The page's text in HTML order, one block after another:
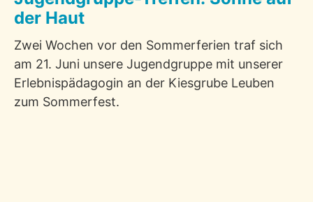
der Haut
Zwei Wochen vor den Sommerferien traf sich
am 21. Juni unsere Jugendgruppe mit unserer
Erlebnispädagogin an der Kiesgrube Leuben
zum Sommerfest.